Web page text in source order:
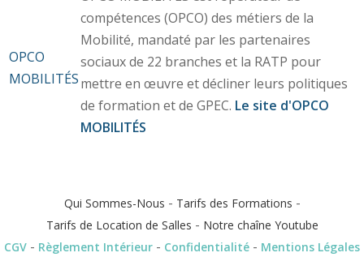
OPCO
MOBILITÉS
compétences (OPCO) des métiers de la
Mobilité, mandaté par les partenaires
sociaux de 22 branches et la RATP pour
mettre en œuvre et décliner leurs politiques
de formation et de GPEC. Le site d'OPCO
MOBILITÉS
Qui Sommes-Nous - Tarifs des Formations -
Tarifs de Location de Salles - Notre chaîne Youtube
CGV - Règlement Intérieur - Confidentialité - Mentions Légales